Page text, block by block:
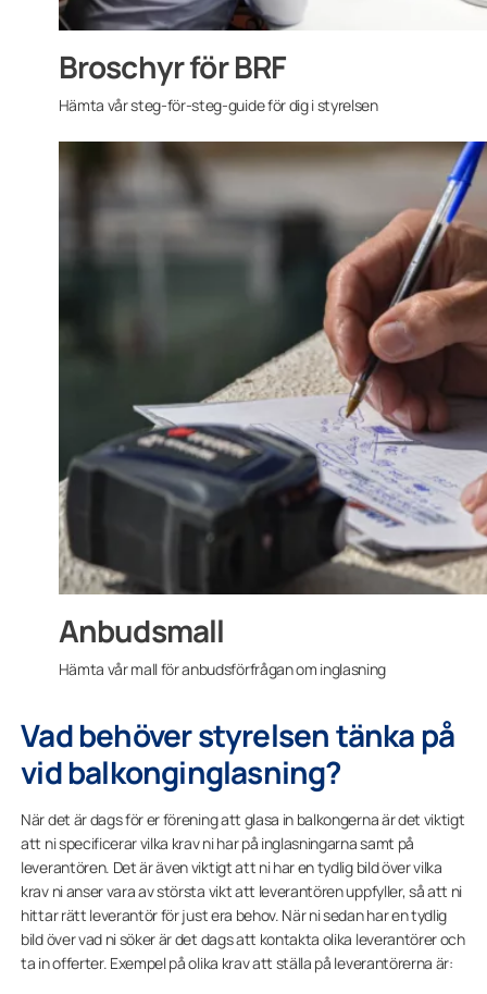
Broschyr för BRF
Hämta vår steg-för-steg-guide för dig i styrelsen
Anbudsmall
Hämta vår mall för anbudsförfrågan om inglasning
Vad behöver styrelsen tänka på
vid balkonginglasning?
När det är dags för er förening att glasa in balkongerna är det viktigt
att ni specificerar vilka krav ni har på inglasningarna samt på
leverantören. Det är även viktigt att ni har en tydlig bild över vilka
krav ni anser vara av största vikt att leverantören uppfyller, så att ni
hittar rätt leverantör för just era behov. När ni sedan har en tydlig
bild över vad ni söker är det dags att kontakta olika leverantörer och
ta in offerter. Exempel på olika krav att ställa på leverantörerna är: